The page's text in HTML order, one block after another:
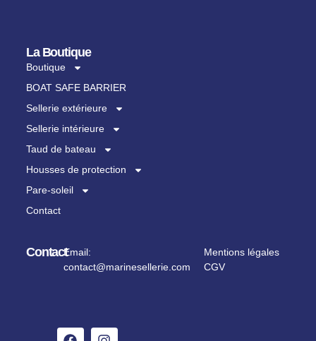
La Boutique
Boutique
BOAT SAFE BARRIER
Sellerie extérieure
Sellerie intérieure
Taud de bateau
Housses de protection
Pare-soleil
Contact
ContactEmail:
contact@marinesellerie.com
Mentions légales
CGV